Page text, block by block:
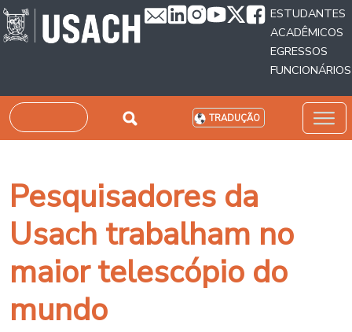
Passar para o conteúdo principal
ESTUDANTES
ACADÊMICOS
EGRESSOS
FUNCIONÁRIOS
Pesquisar TRADUÇÃO
Pesquisadores da
Usach trabalham no
maior telescópio do
mundo